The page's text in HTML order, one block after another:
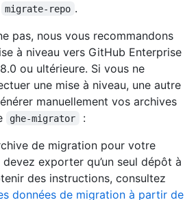
migrate-repo .
pas, nous vous recommandons
à niveau vers GitHub Enterprise
ou ultérieure. Si vous ne
une mise à niveau, une autre
manuellement vos archives
ghe-migrator
:
de migration pour votre
exporter qu’un seul dépôt à
des instructions, consultez
données de migration à partir de